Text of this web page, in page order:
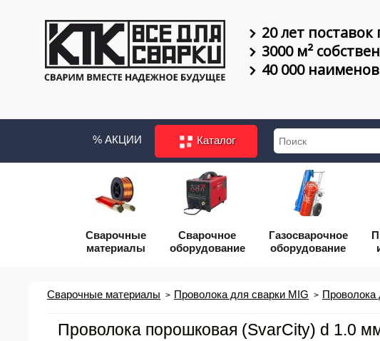
20 лет поставок
3000 м²
40 000
% АКЦИИ Каталог
Сварочные
материалы
Сварочное
оборудование
Газосварочное
оборудование
Сварочные материалы Проволока для сварки MIG Проволока
Проволока порошковая (SvarCity) d 1.0